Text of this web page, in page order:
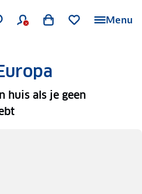
Menu
huis als je geen